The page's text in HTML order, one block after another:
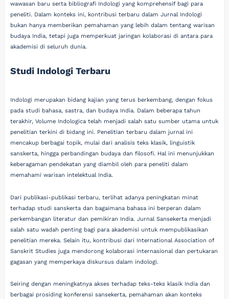
wawasan baru serta bibliografi Indologi yang komprehensif bagi para
peneliti. Dalam konteks ini, kontribusi terbaru dalam Jurnal Indologi
bukan hanya memberikan pemahaman yang lebih dalam tentang warisan
budaya India, tetapi juga memperkuat jaringan kolaborasi di antara para
akademisi di seluruh dunia.
Studi Indologi Terbaru
Indologi merupakan bidang kajian yang terus berkembang, dengan fokus
pada studi bahasa, sastra, dan budaya India. Dalam beberapa tahun
terakhir, Volume Indologica telah menjadi salah satu sumber utama untuk
penelitian terkini di bidang ini. Penelitian terbaru dalam jurnal ini
mencakup berbagai topik, mulai dari analisis teks klasik, linguistik
sanskerta, hingga perbandingan budaya dan filosofi. Hal ini menunjukkan
keberagaman pendekatan yang diambil oleh para peneliti dalam
memahami warisan intelektual India.
Dari publikasi-publikasi terbaru, terlihat adanya peningkatan minat
terhadap studi sanskerta dan bagaimana bahasa ini berperan dalam
perkembangan literatur dan pemikiran India. Jurnal Sansekerta menjadi
salah satu wadah penting bagi para akademisi untuk mempublikasikan
penelitian mereka. Selain itu, kontribusi dari International Association of
Sanskrit Studies juga mendorong kolaborasi internasional dan pertukaran
gagasan yang memperkaya diskursus dalam indologi.
Seiring dengan meningkatnya akses terhadap teks-teks klasik India dan
berbagai prosiding konferensi sansekerta, pemahaman akan konteks